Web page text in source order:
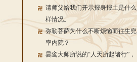
请师父给我们开示报身报土是什么
样情况。
弥勒菩萨为什么不断烦恼而往生兜
率内院？
昙鸾大师所说的“人天所起诸行”，